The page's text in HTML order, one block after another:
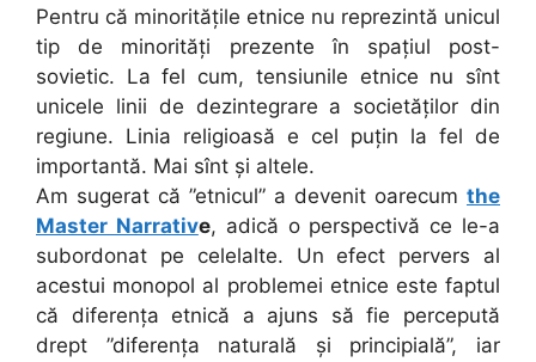
Pentru că minoritățile etnice nu reprezintă unicul
tip de minorități prezente în spațiul post-
sovietic. La fel cum, tensiunile etnice nu sînt
unicele linii de dezintegrare a societăților din
regiune. Linia religioasă e cel puțin la fel de
importantă. Mai sînt și altele.
Am sugerat că ”etnicul” a devenit oarecum the
Master Narrative, adică o perspectivă ce le-a
subordonat pe celelalte. Un efect pervers al
acestui monopol al problemei etnice este faptul
că diferența etnică a ajuns să fie percepută
drept ”diferența naturală și principială”, iar